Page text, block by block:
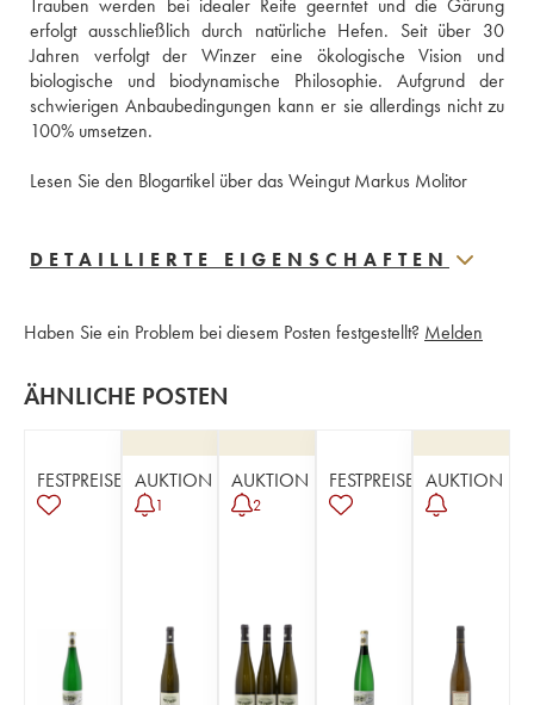
Trauben werden bei idealer Reife geerntet und die Gärung
erfolgt ausschließlich durch natürliche Hefen. Seit über 30
Jahren verfolgt der Winzer eine ökologische Vision und
biologische und biodynamische Philosophie. Aufgrund der
schwierigen Anbaubedingungen kann er sie allerdings nicht zu
100% umsetzen.
Lesen Sie den Blogartikel über das Weingut Markus Molitor
DETAILLIERTE EIGENSCHAFTEN
Haben Sie ein Problem bei diesem Posten festgestellt? Melden
ÄHNLICHE POSTEN
FESTPREISE AUKTION
1
AUKTION
2
FESTPREISE AUKTION